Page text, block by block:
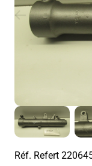
Réf. Refert